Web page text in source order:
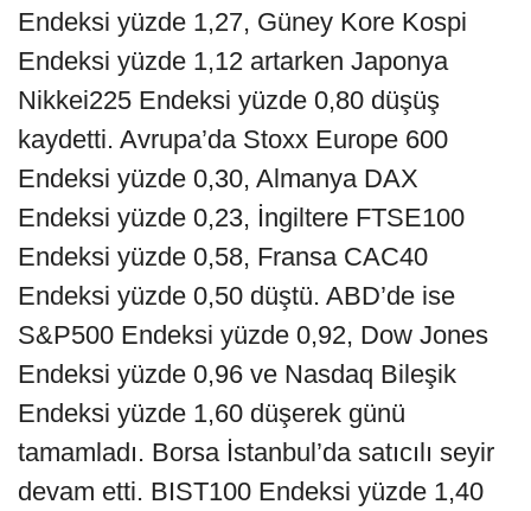
Endeksi yüzde 1,27, Güney Kore Kospi
Endeksi yüzde 1,12 artarken Japonya
Nikkei225 Endeksi yüzde 0,80 düşüş
kaydetti. Avrupa’da Stoxx Europe 600
Endeksi yüzde 0,30, Almanya DAX
Endeksi yüzde 0,23, İngiltere FTSE100
Endeksi yüzde 0,58, Fransa CAC40
Endeksi yüzde 0,50 düştü. ABD’de ise
S&P500 Endeksi yüzde 0,92, Dow Jones
Endeksi yüzde 0,96 ve Nasdaq Bileşik
Endeksi yüzde 1,60 düşerek günü
tamamladı. Borsa İstanbul’da satıcılı seyir
devam etti. BIST100 Endeksi yüzde 1,40